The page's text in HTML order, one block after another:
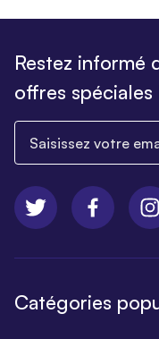
Restez informé
offres
Catégories